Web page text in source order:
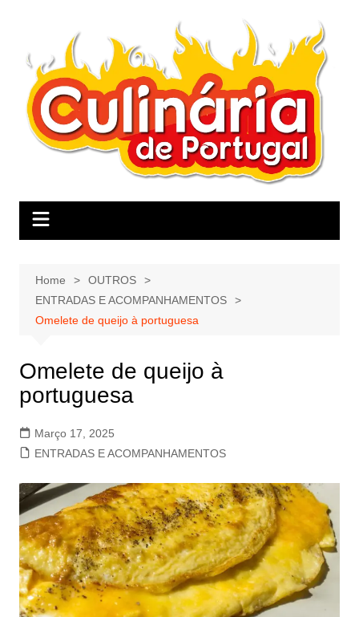
Home
OUTROS
ENTRADAS E ACOMPANHAMENTOS
Omelete de queijo à portuguesa
Omelete de queijo à
portuguesa
Março 17, 2025
ENTRADAS E ACOMPANHAMENTOS